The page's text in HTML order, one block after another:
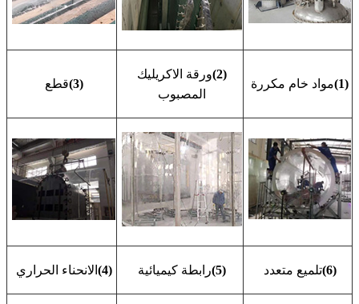
(1) مواد خام مكررة
(2)
ورقة الاكريليك
المصبوب
(3) قطع
(6) تلميع متعدد (5) رابطة كيميائية (4) الانحناء الحراري